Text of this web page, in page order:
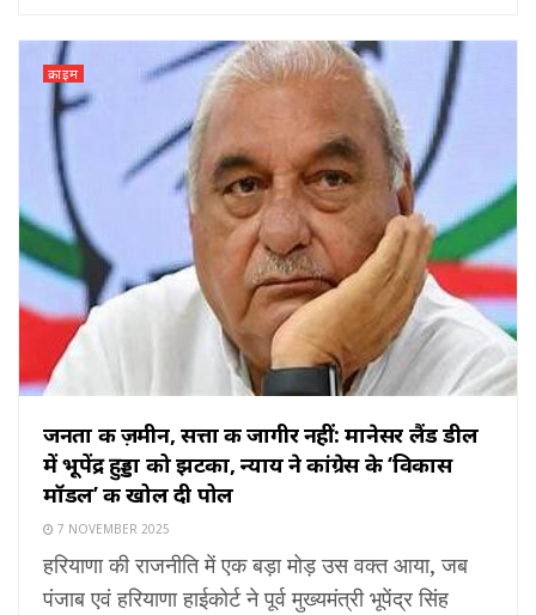
क्राइम
जनता की ज़मीन, सत्ता की जागीर नहीं: मानेसर लैंड डील
में भूपेंद्र हुड्डा को झटका, न्याय ने कांग्रेस के ‘विकास
मॉडल’ की खोल दी पोल
7 NOVEMBER 2025
हरियाणा की राजनीति में एक बड़ा मोड़ उस वक्त आया, जब
पंजाब एवं हरियाणा हाईकोर्ट ने पूर्व मुख्यमंत्री भूपेंद्र सिंह